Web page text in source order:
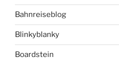
Bahnreiseblog
Blinkyblanky
Boardstein